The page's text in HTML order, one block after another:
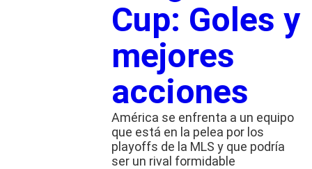
Cup: Goles y
mejores
acciones
América se enfrenta a un equipo
que está en la pelea por los
playoffs de la MLS y que podría
ser un rival formidable